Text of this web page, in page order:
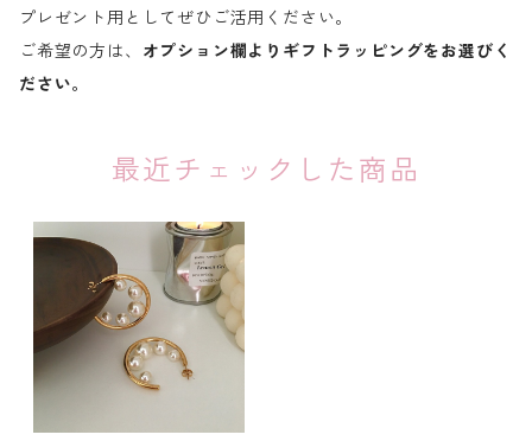
プレゼント用としてぜひご活用ください。
ご希望の方は、 オプション欄よりギフトラッピングをお選びく
ださい。
最近チェックした商品